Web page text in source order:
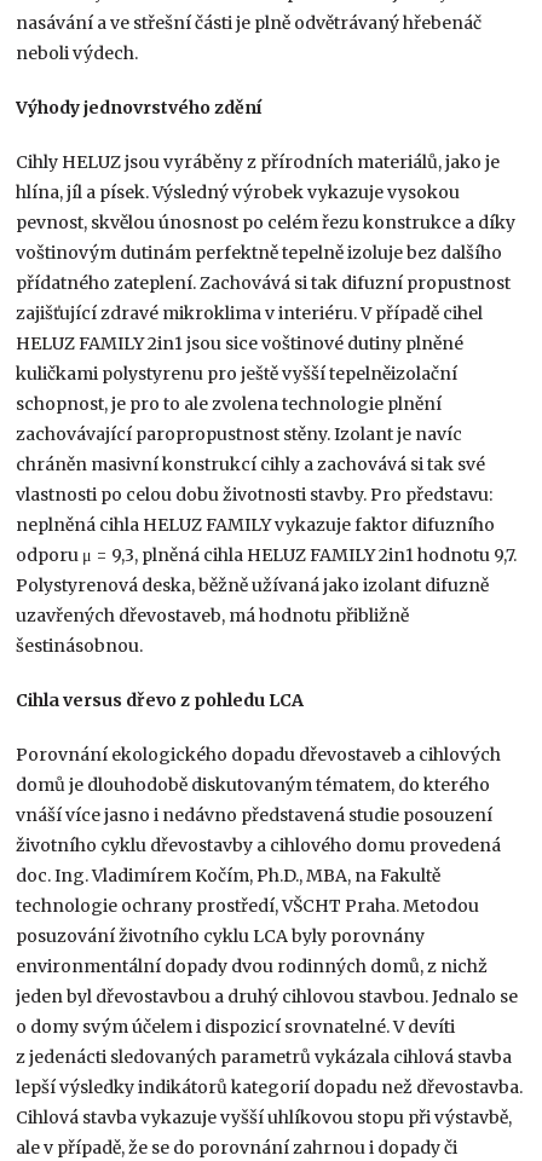
nasávání a ve střešní části je plně odvětrávaný hřebenáč
neboli výdech.
Výhody jednovrstvého zdění
Cihly HELUZ jsou vyráběny z přírodních materiá­lů, jako je
hlína, jíl a písek. Výsledný výrobek vykazuje vysokou
pevnost, skvělou únosnost po celém řezu konstrukce a díky
voštinovým dutinám perfektně tepelně izoluje bez dalšího
přídatného zateplení. Zachovává si tak difuzní propustnost
zajišťující zdravé mikroklima v interiéru. V případě cihel
HELUZ FAMILY 2in1 jsou sice voštinové dutiny plněné
kuličkami polystyrenu pro ještě vyšší tepelněizolační
schopnost, je pro to ale zvolena technologie plnění
zachovávající paropropustnost stěny. Izolant je navíc
chráněn masivní konstrukcí cihly a zachovává si tak své
vlastnosti po celou dobu životnosti stavby. Pro představu:
neplněná cihla HELUZ FAMILY vykazuje faktor difuzního
odporu μ = 9,3, plněná cihla HELUZ FAMILY 2in1 hodnotu 9,7.
Polystyrenová deska, běžně užívaná jako izolant difuzně
uzavřených dřevostaveb, má hodnotu přibližně
šestinásobnou.
Cihla versus dřevo z pohledu LCA
Porovnání ekologického dopadu dřevostaveb a cihlových
domů je dlouhodobě diskutovaným tématem, do kterého
vnáší více jasno i nedávno představená studie posouzení
životního cyklu dřevostavby a cihlového domu provedená
doc. Ing. Vladimírem Kočím, Ph.D., MBA, na Fakultě
technologie ochrany prostředí, VŠCHT Praha. Metodou
posuzování životního cyklu LCA byly porovnány
environmentální dopady dvou rodinných domů, z nichž
jeden byl dřevostavbou a druhý cihlovou stavbou. Jednalo se
o domy svým účelem i dispozicí srovnatelné. V devíti
z jedenácti sledovaných parametrů vykázala cihlová stavba
lepší výsledky indikátorů kategorií dopadu než dřevostavba.
Cihlová stavba vykazuje vyšší uhlíkovou stopu při výstavbě,
ale v případě, že se do porovnání zahrnou i dopady či